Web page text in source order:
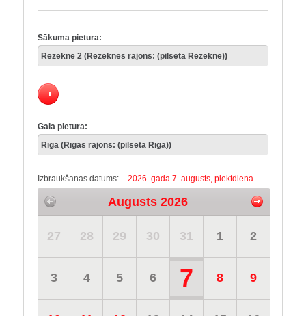
Sākuma pietura:
Gala pietura:
Izbraukšanas datums: 2026. gada 7. augusts, piektdiena
Augusts 2026
27 28 29 30 31 1 2
3 4 5 6 7 8 9